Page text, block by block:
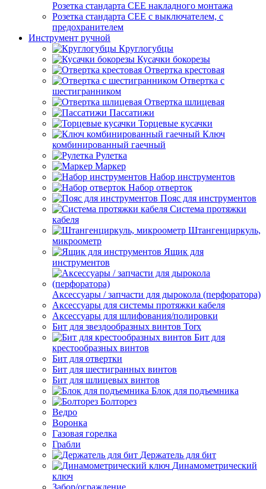
Розетка стандарта СЕЕ накладного монтажа
Розетка стандарта СЕЕ с выключателем, с
предохранителем
Инструмент ручной
Круглогубцы
Кусачки бокорезы
Отвертка крестовая
Отвертка с
шестигранником
Отвертка шлицевая
Пассатижи
Торцевые кусачки
Ключ
комбинированный гаечный
Рулетка
Маркер
Набор инструментов
Набор отверток
Пояс для инструментов
Система протяжки
кабеля
Штангенциркуль,
микроометр
Ящик для
инструментов
Аксессуары / запчасти для дырокола (перфоратора)
Аксессуары для системы протяжки кабеля
Аксессуары для шлифования/полировки
Бит для звездообразных винтов Torx
Бит для
крестообразных винтов
Бит для отвертки
Бит для шестигранных винтов
Бит для шлицевых винтов
Блок для подъемника
Болторез
Ведро
Воронка
Газовая горелка
Грабли
Держатель для бит
Динамометрический
ключ
Забор/ограждение